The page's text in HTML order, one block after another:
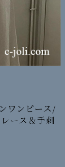
ワンピース/
ース＆手刺